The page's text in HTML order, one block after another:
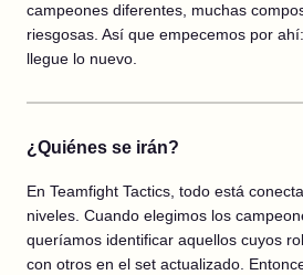
campeones diferentes, muchas
riesgosas. Así que empecemos por
llegue lo nuevo.
¿Quiénes se irán?
En Teamfight Tactics, todo está
niveles. Cuando elegimos los
queríamos identificar aquellos cuyos
con otros en el set actualizado.